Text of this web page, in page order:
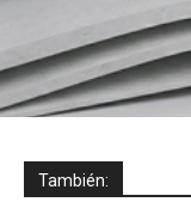
También: